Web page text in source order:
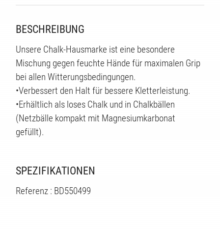
BESCHREIBUNG
Unsere Chalk-Hausmarke ist eine besondere
Mischung gegen feuchte Hände für maximalen Grip
bei allen Witterungsbedingungen.
•Verbessert den Halt für bessere Kletterleistung.
•Erhältlich als loses Chalk und in Chalkbällen
(Netzbälle kompakt mit Magnesiumkarbonat
gefüllt).
SPEZIFIKATIONEN
Referenz : BD550499